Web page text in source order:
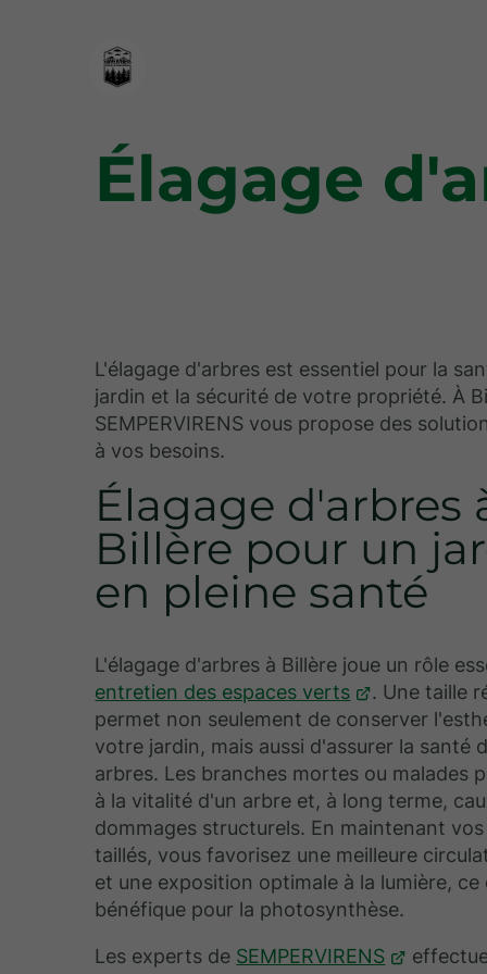
Élagage
L'élagage d'arbres est essentiel pour la
jardin et la sécurité de votre propriété. À
SEMPERVIRENS vous propose des
à vos besoins.
Élagage d'arbres
Billère pour un
en pleine santé
L'élagage d'arbres à Billère joue un rôle
entretien des espaces verts
. Une taille
permet non seulement de conserver
votre jardin, mais aussi d'assurer la santé
arbres. Les branches mortes ou malades
à la vitalité d'un arbre et, à long terme,
dommages structurels. En maintenant
taillés, vous favorisez une meilleure
et une exposition optimale à la lumière, ce
bénéfique pour la photosynthèse.
Les experts de SEMPERVIRENS